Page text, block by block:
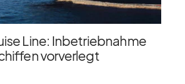
Line: Inbetriebnahme
vorverlegt